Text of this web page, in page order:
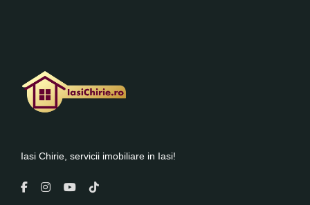
Iasi Chirie, servicii imobiliare in Iasi!